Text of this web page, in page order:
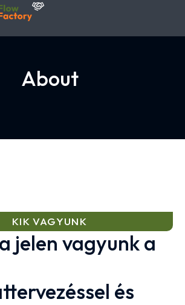
About
KIK VAGYUNK
jelen vagyunk a
és